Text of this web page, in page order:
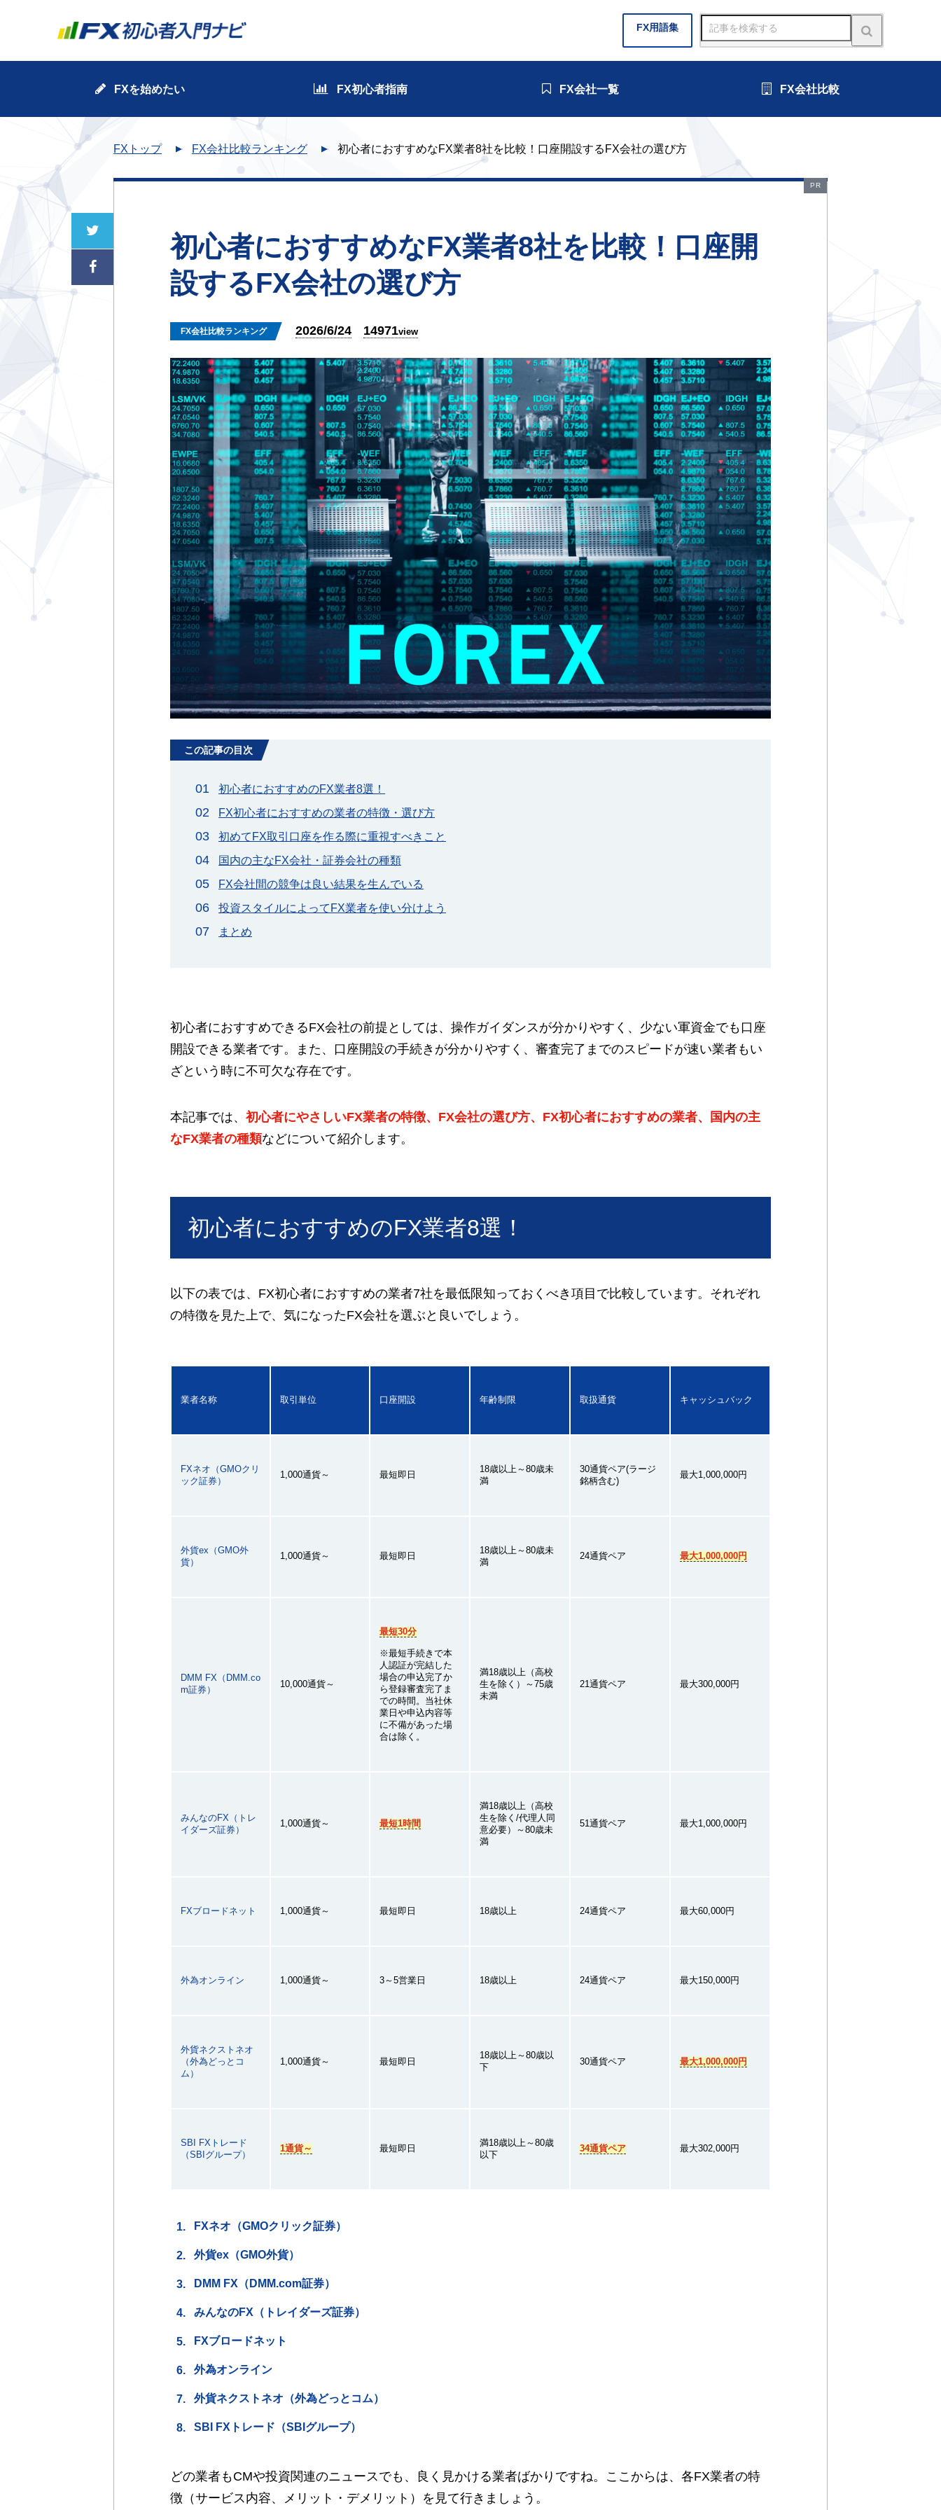
FX用語集
FXを始めたい FX初心者指南 FX会社一覧 FX会社比較
FXトップ FX会社比較ランキング 初心者におすすめなFX業者8社を比較！口座開設するFX会社の選び方
初心者におすすめなFX業者8社を比較！口座開
設するFX会社の選び方
FX会社比較ランキング 2026/6/24 14971view
この記事の目次
初心者におすすめのFX業者8選！
FX初心者におすすめの業者の特徴・選び方
初めてFX取引口座を作る際に重視すべきこと
国内の主なFX会社・証券会社の種類
FX会社間の競争は良い結果を生んでいる
投資スタイルによってFX業者を使い分けよう
まとめ
初心者におすすめできるFX会社の前提としては、操作ガイダンスが分かりやすく、少ない軍資金でも口座
開設できる業者です。また、口座開設の手続きが分かりやすく、審査完了までのスピードが速い業者もい
ざという時に不可欠な存在です。
本記事では、 初心者にやさしいFX業者の特徴、FX会社の選び方、FX初心者におすすめの業者、国内の主
なFX業者の種類などについて紹介します。
初心者におすすめのFX業者8選！
以下の表では、FX初心者におすすめの業者7社を最低限知っておくべき項目で比較しています。それぞれ
の特徴を見た上で、気になったFX会社を選ぶと良いでしょう。
業者名称 取引単位 口座開設 年齢制限 取扱通貨 キャッシュバック
FXネオ（GMOクリ
ック証券）
1,000通貨～ 最短即日
18歳以上～80歳未
満
30通貨ペア(ラージ
銘柄含む)
最大1,000,000円
外貨ex（GMO外
貨）
1,000通貨～ 最短即日
18歳以上～80歳未
満
24通貨ペア 最大1,000,000円
DMM FX（DMM.co
m証券）
10,000通貨～
最短30分
※最短手続きで本
人認証が完結した
場合の申込完了か
ら登録審査完了ま
での時間。当社休
業日や申込内容等
に不備があった場
合は除く。
満18歳以上（高校
生を除く）～75歳
未満
21通貨ペア 最大300,000円
みんなのFX（トレ
イダーズ証券）
1,000通貨～ 最短1時間
満18歳以上（高校
生を除く/代理人同
意必要）～80歳未
満
51通貨ペア 最大1,000,000円
FXブロードネット 1,000通貨～ 最短即日 18歳以上 24通貨ペア 最大60,000円
外為オンライン 1,000通貨～ 3～5営業日 18歳以上 24通貨ペア 最大150,000円
外貨ネクストネオ
（外為どっとコ
ム）
1,000通貨～ 最短即日
18歳以上～80歳以
下
30通貨ペア 最大1,000,000円
SBI FXトレード
（SBIグループ）
1通貨～ 最短即日
満18歳以上～80歳
以下
34通貨ペア 最大302,000円
FXネオ（GMOクリック証券）
外貨ex（GMO外貨）
DMM FX（DMM.com証券）
みんなのFX（トレイダーズ証券）
FXブロードネット
外為オンライン
外貨ネクストネオ（外為どっとコム）
SBI FXトレード（SBIグループ）
どの業者もCMや投資関連のニュースでも、良く見かける業者ばかりですね。ここからは、各FX業者の特
徴（サービス内容、メリット・デメリット）を見て行きましょう。
PR